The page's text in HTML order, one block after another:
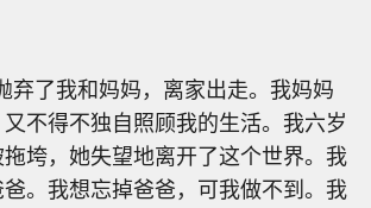
弃了我和妈妈，离家出走。我妈妈
不得不独自照顾我的生活。我六岁
垮，她失望地离开了这个世界。我
。我想忘掉爸爸，可我做不到。我